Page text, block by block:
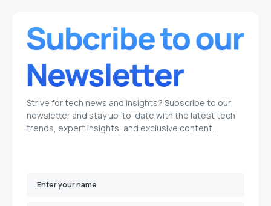
Strive for tech news and insights? Subscribe to our
newsletter and stay up-to-date with the latest tech
trends, expert insights, and exclusive content.